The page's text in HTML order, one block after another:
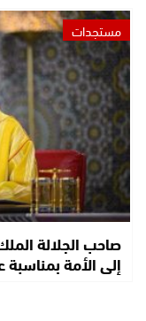
مستجدات
صاحب الجلالة
إلى الأمة